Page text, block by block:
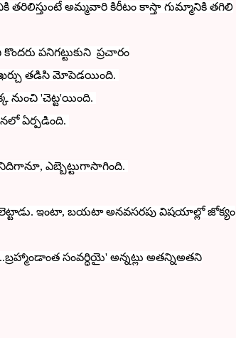
తరిలిస్తుంటే అమ్మవారి కిరీటం కాస్తా గుమ్మానికి తగిలి
పనిగట్టుకుని ప్రచారం
ఖర్చు తడిసి మోపెడయింది.
నుంచి 'చెట్ట'యింది.
ఏర్పడింది.
ఎబ్బెట్టుగాసాగింది.
ఇంటా, బయటా అనవసరపు విషయాల్లో జోక్యం
బ్రహ్మాండాంత సంవర్ధియై' అన్నట్లు అతన్నిఅతని